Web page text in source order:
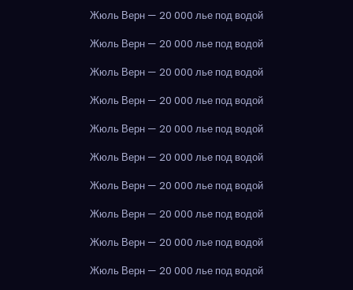
Жюль Верн — 20 000 лье под водой
Жюль Верн — 20 000 лье под водой
Жюль Верн — 20 000 лье под водой
Жюль Верн — 20 000 лье под водой
Жюль Верн — 20 000 лье под водой
Жюль Верн — 20 000 лье под водой
Жюль Верн — 20 000 лье под водой
Жюль Верн — 20 000 лье под водой
Жюль Верн — 20 000 лье под водой
Жюль Верн — 20 000 лье под водой